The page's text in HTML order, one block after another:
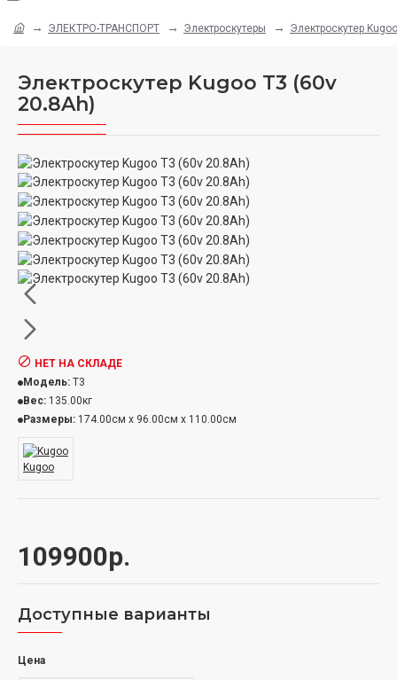
ЭЛЕКТРО-ТРАНСПОРТ Электроскутеры Электроскутер
Электроскутер Kugoo T3 (60v
20.8Ah)
109900р.
НЕТ НА СКЛАДЕ
Модель: T3
Вес: 135.00кг
Размеры: 174.00см x 96.00см x 110.00см
Kugoo
Доступные варианты
Цена